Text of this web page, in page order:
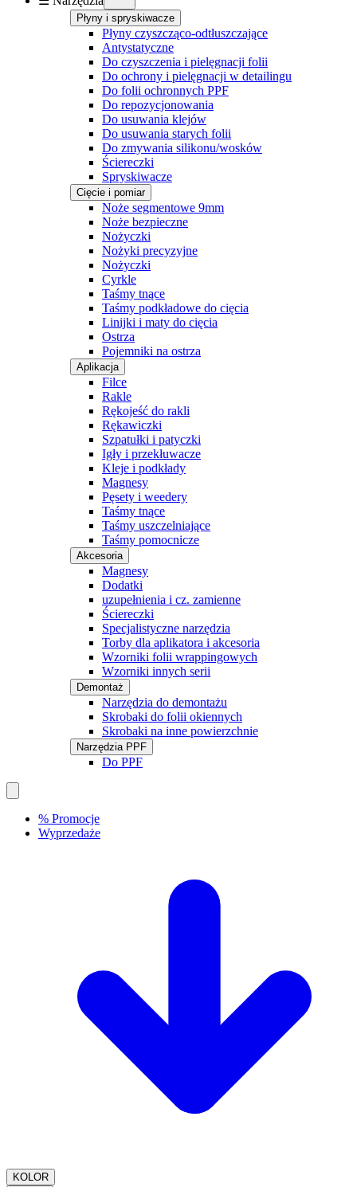
Płyny i spryskiwacze
Płyny czyszcząco-odtłuszczające
Antystatyczne
Do czyszczenia i pielęgnacji folii
Do ochrony i pielęgnacji w detailingu
Do folii ochronnych PPF
Do repozycjonowania
Do usuwania klejów
Do usuwania starych folii
Do zmywania silikonu/wosków
Ściereczki
Spryskiwacze
Cięcie i pomiar
Noże segmentowe 9mm
Noże bezpieczne
Nożyczki
Nożyki precyzyjne
Nożyczki
Cyrkle
Taśmy tnące
Taśmy podkładowe do cięcia
Linijki i maty do cięcia
Ostrza
Pojemniki na ostrza
Aplikacja
Filce
Rakle
Rękojeść do rakli
Rękawiczki
Szpatułki i patyczki
Igły i przekłuwacze
Kleje i podkłady
Magnesy
Pęsety i weedery
Taśmy tnące
Taśmy uszczelniające
Taśmy pomocnicze
Akcesoria
Magnesy
Dodatki
uzupełnienia i cz. zamienne
Ściereczki
Specjalistyczne narzędzia
Torby dla aplikatora i akcesoria
Wzorniki folii wrappingowych
Wzorniki innych serii
Demontaż
Narzędzia do demontażu
Skrobaki do folii okiennych
Skrobaki na inne powierzchnie
Narzędzia PPF
Do PPF
% Promocje
Wyprzedaże
KOLOR